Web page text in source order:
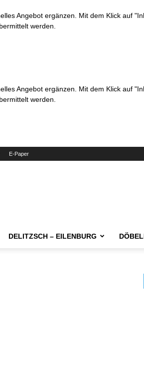
Angebot ergänzen. Mit dem Klick auf
werden.
Angebot ergänzen. Mit dem Klick auf
werden.
E-Paper
DELITZSCH – EILENBURG